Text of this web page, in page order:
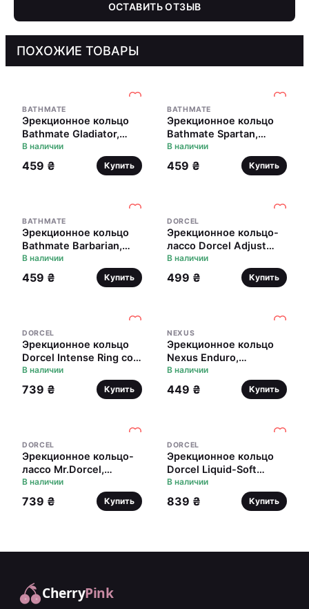
ОСТАВИТЬ ОТЗЫВ
ПОХОЖИЕ ТОВАРЫ
BATHMATE
Эрекционное кольцо
Bathmate Gladiator,
эластичное
В наличии
459 ₴ Купить
BATHMATE
Эрекционное кольцо
Bathmate Spartan,
эластичное
В наличии
459 ₴ Купить
BATHMATE
Эрекционное кольцо
Bathmate Barbarian,
эластичное
В наличии
459 ₴ Купить
DORCEL
Эрекционное кольцо-
лассо Dorcel Adjust
Ring, эластичное,
регулируемая тугость
В наличии
499 ₴ Купить
DORCEL
Эрекционное кольцо
Dorcel Intense Ring со
стимулятором клитора,
яичек или
промежности
В наличии
739 ₴ Купить
NEXUS
Эрекционное кольцо
Nexus Enduro,
эластичное
В наличии
449 ₴ Купить
DORCEL
Эрекционное кольцо-
лассо Mr.Dorcel,
регулируемая тугость
В наличии
739 ₴ Купить
DORCEL
Эрекционное кольцо
Dorcel Liquid-Soft
Teardrop для члена и
мошонки, soft-touch
силикон
В наличии
839 ₴ Купить
CherryPink